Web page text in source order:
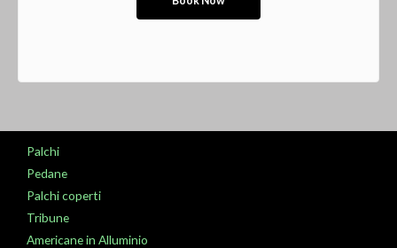
Palchi
Pedane
Palchi coperti
Tribune
Americane in Alluminio